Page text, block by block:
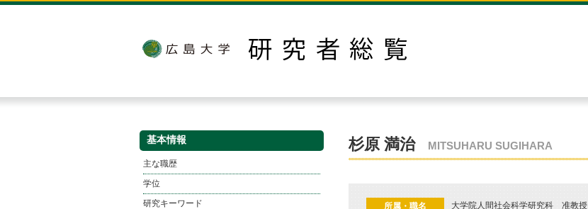
基本情報
主な職歴
学位
研究キーワード
杉原 満治 MITSUHARU SUGIHARA
所属・職名 大学院人間社会科学研究科 准教授